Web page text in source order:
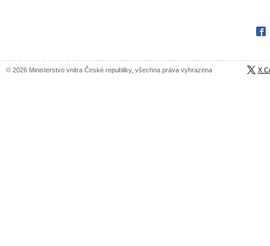
© 2026 Ministerstvo vnitra České republiky, všechna práva vyhrazena X